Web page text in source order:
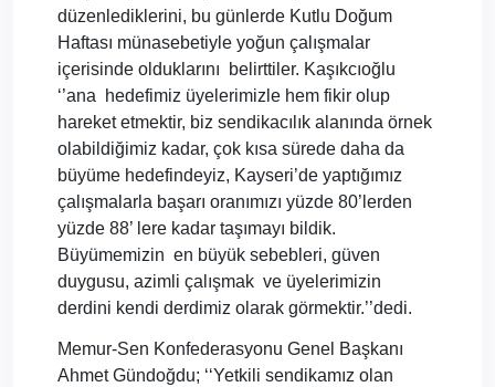
düzenlediklerini, bu günlerde Kutlu Doğum
Haftası münasebetiyle yoğun çalışmalar
içerisinde olduklarını
belirttiler. Kaşıkcıoğlu
‘’ana
hedefimiz üyelerimizle hem fikir olup
hareket etmektir, biz sendikacılık alanında örnek
olabildiğimiz kadar, çok kısa sürede daha da
büyüme hedefindeyiz, Kayseri’de yaptığımız
çalışmalarla başarı oranımızı yüzde 80’lerden
yüzde 88’ lere kadar taşımayı bildik.
Büyümemizin en büyük sebebleri, güven
duygusu, azimli çalışmak ve üyelerimizin
derdini kendi derdimiz olarak görmektir.’’dedi.
Memur-Sen Konfederasyonu Genel Başkanı
Ahmet Gündoğdu; ‘‘Yetkili sendikamız olan